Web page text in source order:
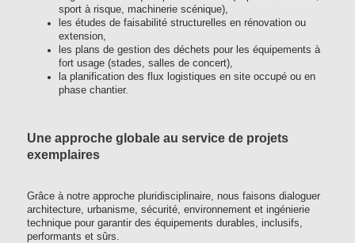
sport à risque, machinerie scénique),
les études de faisabilité structurelles en rénovation ou
extension,
les plans de gestion des déchets pour les équipements à
fort usage (stades, salles de concert),
la planification des flux logistiques en site occupé ou en
phase chantier.
Une approche globale au service de projets
exemplaires
Grâce à notre approche pluridisciplinaire, nous faisons dialoguer
architecture, urbanisme, sécurité, environnement et ingénierie
technique pour garantir des équipements durables, inclusifs,
performants et sûrs.